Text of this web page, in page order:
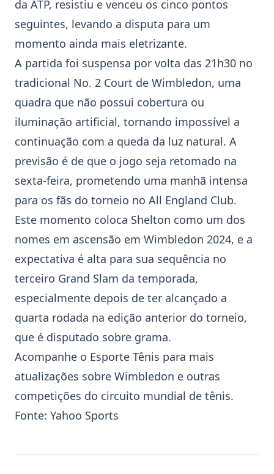
da ATP, resistiu e venceu os cinco pontos
seguintes, levando a disputa para um
momento ainda mais eletrizante.
A partida foi suspensa por volta das 21h30 no
tradicional No. 2 Court de Wimbledon, uma
quadra que não possui cobertura ou
iluminação artificial, tornando impossível a
continuação com a queda da luz natural. A
previsão é de que o jogo seja retomado na
sexta-feira, prometendo uma manhã intensa
para os fãs do torneio no All England Club.
Este momento coloca Shelton como um dos
nomes em ascensão em Wimbledon 2024, e a
expectativa é alta para sua sequência no
terceiro Grand Slam da temporada,
especialmente depois de ter alcançado a
quarta rodada na edição anterior do torneio,
que é disputado sobre grama.
Acompanhe o Esporte Tênis para mais
atualizações sobre Wimbledon e outras
competições do circuito mundial de tênis.
Fonte: Yahoo Sports